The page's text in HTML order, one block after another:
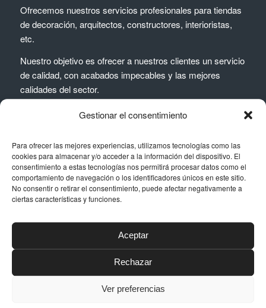
Gestionar el consentimiento
Para ofrecer las mejores experiencias, utilizamos tecnologías como las
cookies para almacenar y/o acceder a la información del dispositivo. El
consentimiento a estas tecnologías nos permitirá procesar datos como el
comportamiento de navegación o los identificadores únicos en este sitio.
No consentir o retirar el consentimiento, puede afectar negativamente a
ciertas características y funciones.
Aceptar
Rechazar
Ver preferencias
Ofrecemos nuestros servicios profesionales para tiendas
de decoración, arquitectos, constructores, interioristas,
etc.
Nuestro objetivo es ofrecer a nuestros clientes un servicio
de calidad, con acabados impecables y las mejores
calidades del sector.
DATOS DE CONTACTO
Dirección
Email